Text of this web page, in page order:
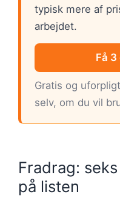
typisk mere af
arbejdet.
Få
Gratis og
selv, om du vil
Fradrag:
på listen